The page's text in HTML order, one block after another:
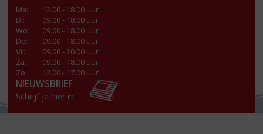
Ma:
12.00 - 18.00 uur
Di:
09.00 - 18.00 uur
Wo:
09.00 - 18.00 uur
Do:
09.00 - 18.00 uur
Vr:
09.00 - 20.00 uur
Za:
09.00 - 18.00 uur
Zo:
12.00 - 17.00 uur
NIEUWSBRIEF
Schrijf je hier in